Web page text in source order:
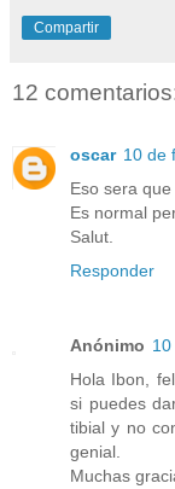
Compartir
12
oscar 10 de
Eso sera
Es normal
Salut.
Responder
Anónimo
Hola Ibon,
si puedes
tibial y no
genial.
Muchas